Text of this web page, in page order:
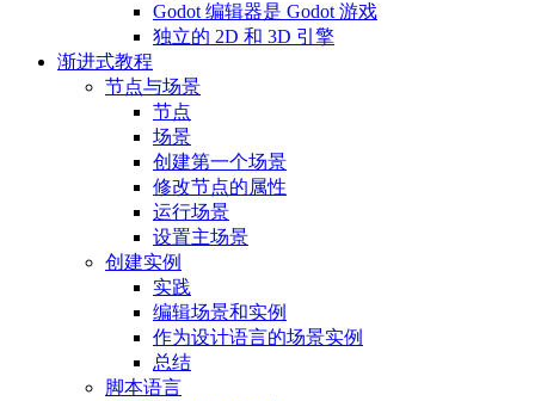
Godot 编辑器是 Godot 游戏
独立的 2D 和 3D 引擎
渐进式教程
节点与场景
节点
场景
创建第一个场景
修改节点的属性
运行场景
设置主场景
创建实例
实践
编辑场景和实例
作为设计语言的场景实例
总结
脚本语言